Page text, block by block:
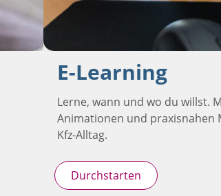
E-Learning
Lerne, wann und wo du willst.
Animationen und praxisnahen
Kfz-Alltag.
Durchstarten